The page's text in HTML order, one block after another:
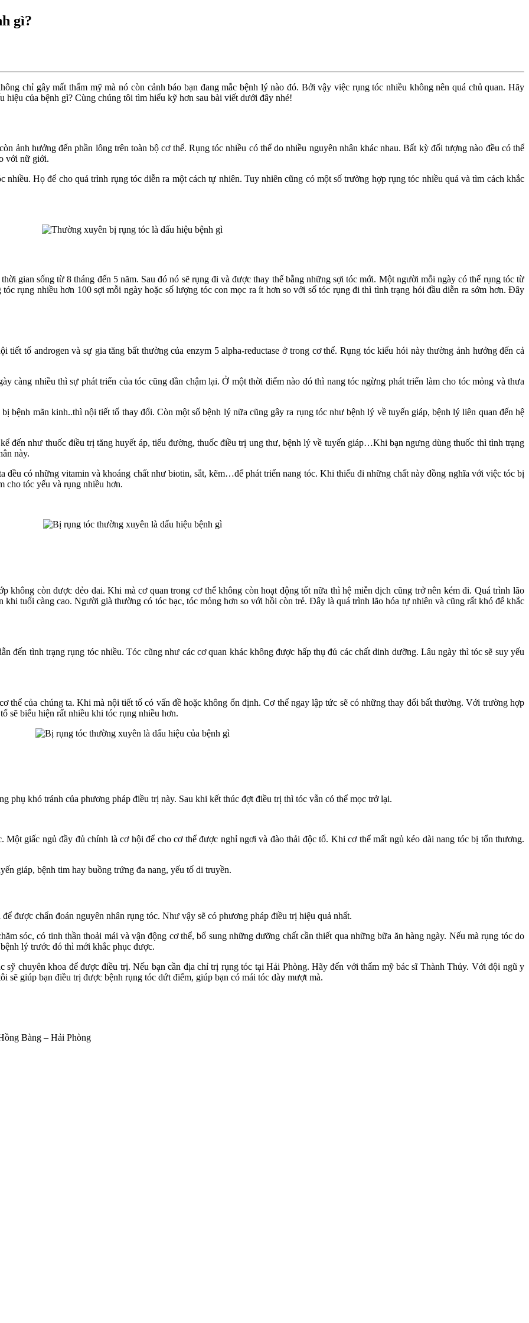
gì?
chỉ gây mất thẩm mỹ mà nó còn cảnh báo bạn đang mắc bệnh lý nào đó. Bởi vậy việc rụng tóc nhiều không nên quá chủ quan. Hãy
hiệu của bệnh gì? Cùng chúng tôi tìm hiểu kỹ hơn sau bài viết dưới đây nhé!
ảnh hưởng đến phần lông trên toàn bộ cơ thể. Rụng tóc nhiều có thể do nhiều nguyên nhân khác nhau. Bất kỳ đối tượng nào đều có thể
với nữ giới.
Họ để cho quá trình rụng tóc diễn ra một cách tự nhiên. Tuy nhiên cũng có một số trường hợp rụng tóc nhiều quá và tìm cách khắc
gian sống từ 8 tháng đến 5 năm. Sau đó nó sẽ rụng đi và được thay thế bằng những sợi tóc mới. Một người mỗi ngày có thể rụng tóc từ
rụng nhiều hơn 100 sợi mỗi ngày hoặc số lượng tóc con mọc ra ít hơn so với số tóc rụng đi thì tình trạng hói đầu diễn ra sớm hơn. Đây
tố androgen và sự gia tăng bất thường của enzym 5 alpha-reductase ở trong cơ thể. Rụng tóc kiểu hói này thường ảnh hưởng đến cả
càng nhiều thì sự phát triển của tóc cũng dần chậm lại. Ở một thời điểm nào đó thì nang tóc ngừng phát triển làm cho tóc mỏng và thưa
bệnh mãn kinh..thì nội tiết tố thay đổi. Còn một số bệnh lý nữa cũng gây ra rụng tóc như bệnh lý về tuyến giáp, bệnh lý liên quan đến hệ
đến như thuốc điều trị tăng huyết áp, tiểu đường, thuốc điều trị ung thư, bệnh lý về tuyến giáp…Khi bạn ngưng dùng thuốc thì tình trạng
này.
đều có những vitamin và khoáng chất như biotin, sắt, kẽm…để phát triển nang tóc. Khi thiếu đi những chất này đồng nghĩa với việc tóc bị
cho tóc yếu và rụng nhiều hơn.
không còn được dẻo dai. Khi mà cơ quan trong cơ thể không còn hoạt động tốt nữa thì hệ miễn dịch cũng trở nên kém đi. Quá trình lão
tuổi càng cao. Người già thường có tóc bạc, tóc mỏng hơn so với hồi còn trẻ. Đây là quá trình lão hóa tự nhiên và cũng rất khó để khắc
đến tình trạng rụng tóc nhiều. Tóc cũng như các cơ quan khác không được hấp thụ đủ các chất dinh dưỡng. Lâu ngày thì tóc sẽ suy yếu
thể của chúng ta. Khi mà nội tiết tố có vấn đề hoặc không ổn định. Cơ thể ngay lập tức sẽ có những thay đổi bất thường. Với trường hợp
sẽ biểu hiện rất nhiều khi tóc rụng nhiều hơn.
phụ khó tránh của phương pháp điều trị này. Sau khi kết thúc đợt điều trị thì tóc vẫn có thể mọc trở lại.
giấc ngủ đầy đủ chính là cơ hội để cho cơ thể được nghỉ ngơi và đào thải độc tố. Khi cơ thể mất ngủ kéo dài nang tóc bị tổn thương.
giáp, bệnh tim hay buồng trứng đa nang, yếu tố di truyền.
được chẩn đoán nguyên nhân rụng tóc. Như vậy sẽ có phương pháp điều trị hiệu quả nhất.
sóc, có tinh thần thoải mái và vận động cơ thể, bổ sung những dưỡng chất cần thiết qua những bữa ăn hàng ngày. Nếu mà rụng tóc do
lý trước đó thì mới khắc phục được.
sỹ chuyên khoa để được điều trị. Nếu bạn cần địa chỉ trị rụng tóc tại Hải Phòng. Hãy đến với thẩm mỹ bác sĩ Thành Thủy. Với đội ngũ y
sẽ giúp bạn điều trị được bệnh rụng tóc dứt điểm, giúp bạn có mái tóc dày mượt mà.
Bàng – Hải Phòng